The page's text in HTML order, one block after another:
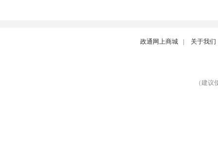
政通网上商城 | 关于我们
（建